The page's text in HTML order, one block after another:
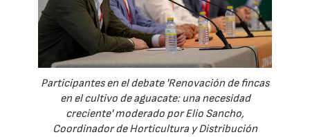
Participantes en el debate 'Renovación de fincas
en el cultivo de aguacate: una necesidad
creciente' moderado por Elio Sancho,
Coordinador de Horticultura y Distribución